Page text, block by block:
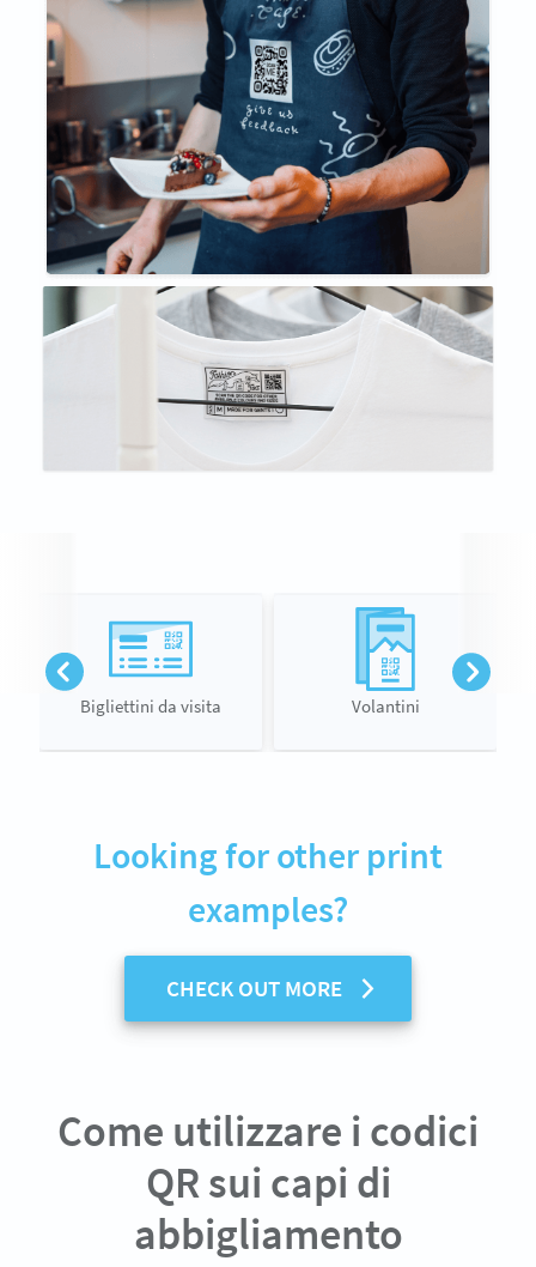
Bigliettini da visita Volantini
Looking for other print
examples?
CHECK OUT MORE
Come utilizzare i codici
QR sui capi di
abbigliamento